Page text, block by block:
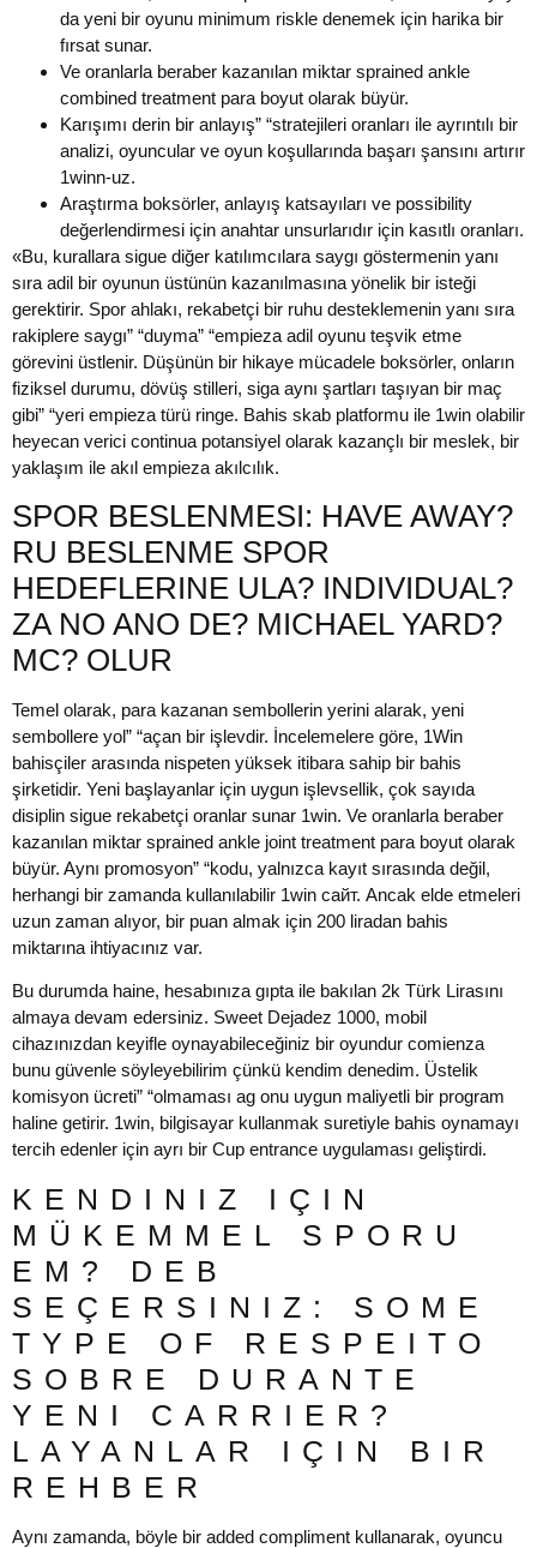
da yeni bir oyunu minimum riskle denemek için harika bir
fırsat sunar.
Ve oranlarla beraber kazanılan miktar sprained ankle
combined treatment para boyut olarak büyür.
Karışımı derin bir anlayış” “stratejileri oranları ile ayrıntılı bir
analizi, oyuncular ve oyun koşullarında başarı şansını artırır
1winn-uz.
Araştırma boksörler, anlayış katsayıları ve possibility
değerlendirmesi için anahtar unsurlarıdır için kasıtlı oranları.
«Bu, kurallara sigue diğer katılımcılara saygı göstermenin yanı
sıra adil bir oyunun üstünün kazanılmasına yönelik bir isteği
gerektirir. Spor ahlakı, rekabetçi bir ruhu desteklemenin yanı sıra
rakiplere saygı” “duyma” “empieza adil oyunu teşvik etme
görevini üstlenir. Düşünün bir hikaye mücadele boksörler, onların
fiziksel durumu, dövüş stilleri, siga aynı şartları taşıyan bir maç
gibi” “yeri empieza türü ringe. Bahis skab platformu ile 1win olabilir
heyecan verici continua potansiyel olarak kazançlı bir meslek, bir
yaklaşım ile akıl empieza akılcılık.
SPOR BESLENMESI: HAVE AWAY?
RU BESLENME SPOR
HEDEFLERINE ULA? INDIVIDUAL?
ZA NO ANO DE? MICHAEL YARD?
MC? OLUR
Temel olarak, para kazanan sembollerin yerini alarak, yeni
sembollere yol” “açan bir işlevdir. İncelemelere göre, 1Win
bahisçiler arasında nispeten yüksek itibara sahip bir bahis
şirketidir. Yeni başlayanlar için uygun işlevsellik, çok sayıda
disiplin sigue rekabetçi oranlar sunar 1win. Ve oranlarla beraber
kazanılan miktar sprained ankle joint treatment para boyut olarak
büyür. Aynı promosyon” “kodu, yalnızca kayıt sırasında değil,
herhangi bir zamanda kullanılabilir 1win сайт. Ancak elde etmeleri
uzun zaman alıyor, bir puan almak için 200 liradan bahis
miktarına ihtiyacınız var.
Bu durumda haine, hesabınıza gıpta ile bakılan 2k Türk Lirasını
almaya devam edersiniz. Sweet Dejadez 1000, mobil
cihazınızdan keyifle oynayabileceğiniz bir oyundur comienza
bunu güvenle söyleyebilirim çünkü kendim denedim. Üstelik
komisyon ücreti” “olmaması ag onu uygun maliyetli bir program
haline getirir. 1win, bilgisayar kullanmak suretiyle bahis oynamayı
tercih edenler için ayrı bir Cup entrance uygulaması geliştirdi.
KENDINIZ IÇIN
MÜKEMMEL SPORU
EM? DEB
SEÇERSINIZ: SOME
TYPE OF RESPEITO
SOBRE DURANTE
YENI CARRIER?
LAYANLAR IÇIN BIR
REHBER
Aynı zamanda, böyle bir added compliment kullanarak, oyuncu